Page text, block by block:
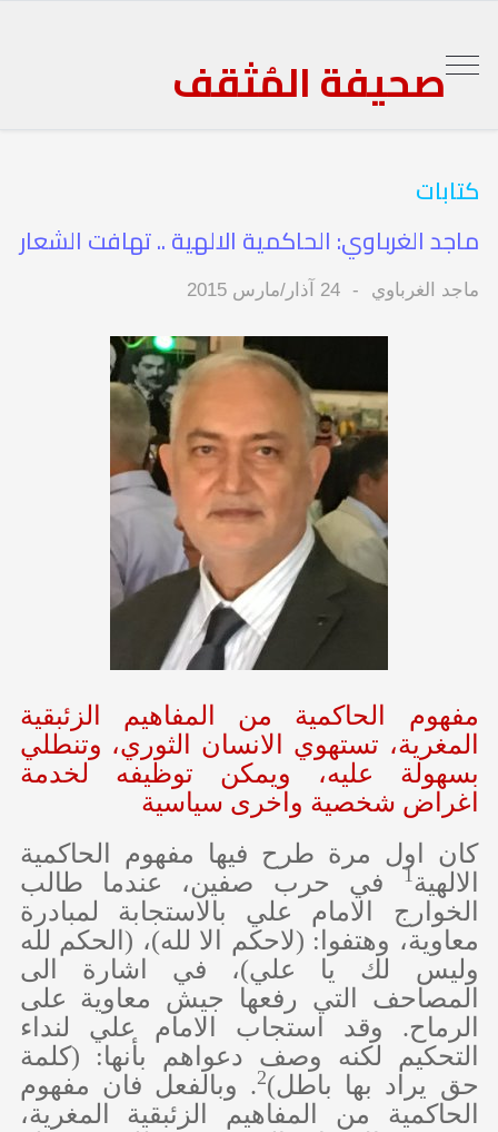
صحيفة المُثقف
كتابات
ماجد الغرباوي: الحاكمية الالهية .. تهافت الشعار
ماجد الغرباوي 24 آذار/مارس 2015
مفهوم الحاكمية من المفاهيم الزئبقية
المغرية، تستهوي الانسان الثوري، وتنطلي
بسهولة عليه، ويمكن توظيفه لخدمة
اغراض شخصية واخرى سياسية
كان اول مرة طرح فيها مفهوم الحاكمية
الالهية1
في حرب صفين، عندما طالب
الخوارج الامام علي بالاستجابة لمبادرة
معاوية، وهتفوا: (لاحكم الا لله)، (الحكم لله
وليس لك يا علي)، في اشارة الى
المصاحف التي رفعها جيش معاوية على
الرماح. وقد استجاب الامام علي لنداء
التحكيم لكنه وصف دعواهم بأنها: (كلمة
حق يراد بها باطل)2. وبالفعل فان مفهوم
الحاكمية من المفاهيم الزئبقية المغرية،